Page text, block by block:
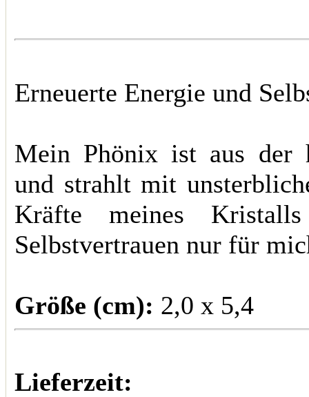
Erneuerte Energie und
Mein Phönix ist aus der
und strahlt mit
Kräfte meines
Selbstvertrauen nur für
Größe (cm): 2,0 x 5,4
Lieferzeit: